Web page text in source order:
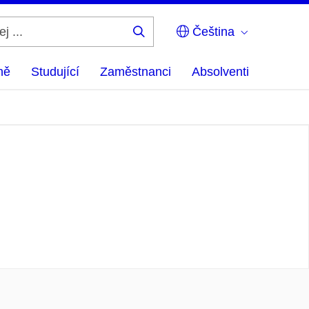
Čeština
Studující Zaměstnanci Absolventi